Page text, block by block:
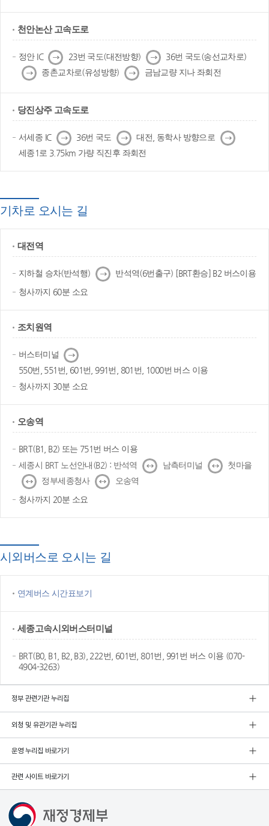
천안논산 고속도로
정안 IC 다
음
23번 국도(대전방향) 다
음
36번 국도(송선교차로)
다
음
종촌교차로(유성방향) 다
음
금남교량 지나 좌회전
당진상주 고속도로
서세종 IC 다
음
36번 국도 다
음
대전, 동학사 방향으로 다
음
세종1로 3.75km 가량 직진후 좌회전
기차로 오시는 길
대전역
지하철 승차(반석행) 다
음
반석역(6번출구) [BRT환승] B2 버스이용
청사까지 60분 소요
조치원역
버스터미널 다
음
550번, 551번, 601번, 991번, 801번, 1000번 버스 이용
청사까지 30분 소요
오송역
BRT(B1, B2) 또는 751번 버스 이용
세종시 BRT 노선안내(B2) : 반석역
↔ 남측터미널 ↔
첫마을
↔
정부세종청사 ↔
오송역
청사까지 20분 소요
시외버스로 오시는 길
연계버스 시간표보기
세종고속시외버스터미널
BRT(B0, B1, B2, B3), 222번, 601번, 801번, 991번 버스 이용 (070-
4904-3263)
정부 관련기관 누리집
외청 및 유관기관 누리집
운영 누리집 바로가기
관련 사이트 바로가기